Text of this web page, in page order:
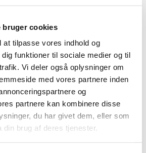
bruger cookies
at tilpasse vores indhold og
funktioner til sociale medier og til
Vi deler også oplysninger om
med vores partnere inden
og
partnere kan kombinere disse
du har givet dem, eller som
din brug af deres tjenester.
paracetamol trækkes af
bekræfter nu den
at trække produkter med…
Sydhavnsapoteket
Sydhavnsapoteket er ledig pr. 1.
er beliggende i …